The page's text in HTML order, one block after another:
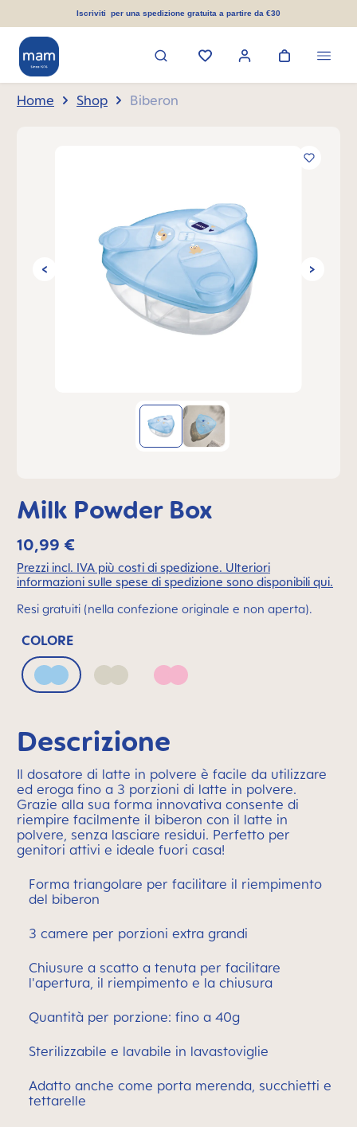
principaleIscriviti per una spedizione gratuita a partire da €30
Home Shop Biberon
Milk Powder Box
10,99 €
Prezzi incl. IVA più costi di spedizione. Ulteriori
informazioni sulle spese di spedizione sono disponibili qui.
Resi gratuiti (nella confezione originale e non aperta).
COLORE
Arctic BlueIvory Quartz Rose
Descrizione
Il dosatore di latte in polvere è facile da utilizzare
ed eroga fino a 3 porzioni di latte in polvere.
Grazie alla sua forma innovativa consente di
riempire facilmente il biberon con il latte in
polvere, senza lasciare residui. Perfetto per
genitori attivi e ideale fuori casa!
Forma triangolare per facilitare il riempimento
del biberon
3 camere per porzioni extra grandi
Chiusure a scatto a tenuta per facilitare
l'apertura, il riempimento e la chiusura
Quantità per porzione: fino a 40g
Sterilizzabile e lavabile in lavastoviglie
Adatto anche come porta merenda, succhietti e
tettarelle